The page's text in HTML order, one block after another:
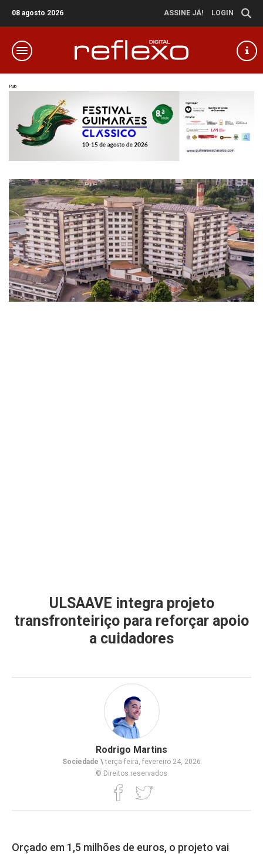
08 agosto 2026 ASSINE JÁ! LOGIN
Pub
ULSAAVE integra projeto
transfronteiriço para reforçar apoio
a cuidadores
Rodrigo Martins
Sociedade \terça-feira, fevereiro 24, 2026
© Direitos reservados
Orçado em 1,5 milhões de euros, o projeto vai